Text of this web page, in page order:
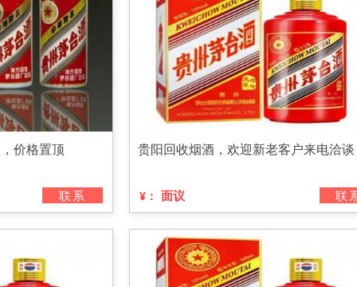
价格置顶
联系
贵阳回收烟酒，欢迎新老客户来电洽谈
¥： 面议 联